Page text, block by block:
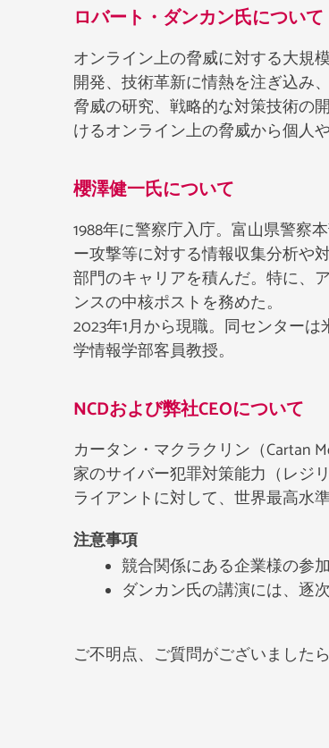
ロバート・ダンカン氏について
オンライン上の脅威に対する大規
開発、 技術革新に情熱を注ぎ込み、
脅威の研究、戦略的な対策技術の
けるオンライン上の脅威から個人
櫻澤健一氏について
1988年に警察庁入庁。富山県警察
ー攻撃等に対する情報収集分析や
部門のキャリアを積んだ。特に、
ンスの中核ポストを務めた。
2023年1月から現職。同センター
学情報学部客員教授。
NCDおよび弊社CEOについて
カータン・マクラクリン（Cartan
家のサイバー犯罪対策能力（レジ
ライアントに対して、世界最高水
注意事項
競合関係にある企業様の参
ダンカン氏の講演には、逐
ご不明点、ご質問がございましたら